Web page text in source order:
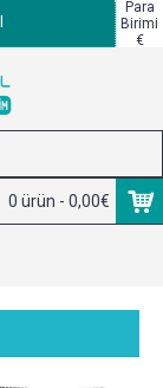
Para
Birimi
€
0 ürün - 0,00€